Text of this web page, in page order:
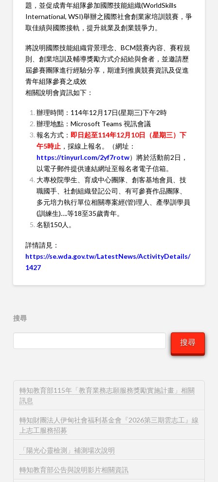
題，並促成青年組隊參加國際技能組織(WorldSkills
International, WSI)舉辦之國際社會創業家培訓競賽，爭
取佳績與國際接軌，提升就業及創業競爭力。
將說明國際技能組織背景理念、BCM競賽內容、賽程規
則、創業培訓及輔導獎勵方式介紹給與會者，並邀請歷
屆參賽團隊進行經驗分享，期達到推廣競賽資訊及促進
青年組隊參賽之成效
相關說明會資訊如下：
辦理時間：114年12月17日(星期三)下午2時
辦理地點：Microsoft Teams 視訊會議
報名方式：即日起至114年12月10日（星期三）下
午5時止 ，採線上報名。（網址：
https://tinyurl.com/2yf7rotw）將於活動前2日，
以電子郵件提供連結網址至報名者電子信箱。
大專校院學生、育成中心團隊、創客基地會員、技
職國手、社創組織登記公司、有可參賽作品團隊、
多元培力執行單位相關專案經(管)理人、產學訓學員
(訓練生)….等18至35歲青年。
名額150人。
詳情請見：
https://se.wda.gov.tw/LatestNews/ActivityDetails/
1427
搜尋
搜尋
轉知教育部115年「教育業務志願服務獎勵實施計畫」相關
訊息
轉知財團法人伊甸社會福利基金會『2026第三期雲志工』線
上志工服務招募
「陽光心靈檢測」補測場次說明
轉知教育部公告與說明影片相關資訊